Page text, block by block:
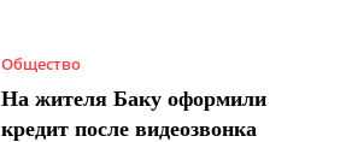
Общество
На жителя Баку оформили
кредит после видеозвонка